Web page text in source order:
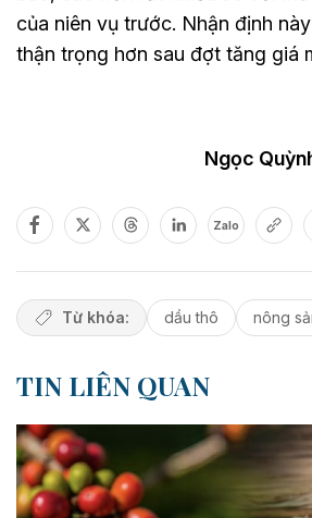
của niên vụ trước. Nhận định
thận trọng hơn sau đợt tăng giá
Ngọc
Zalo
Từ khóa: dầu thô nông
TIN LIÊN QUAN